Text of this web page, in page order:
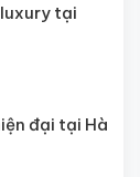
tại
đại tại Hà